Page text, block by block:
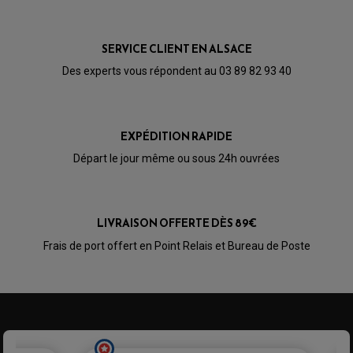
PARTIE CYCLE QUAD
COLONNE DE DIRECTION QUAD
ROTULE DE DIRECTION
ROTULE DE TRIANGLE
ÉCHAPPEMENT CROSS ENDURO
SERVICE CLIENT EN ALSACE
Des experts vous répondent au 03 89 82 93 40
EXPÉDITION RAPIDE
Départ le jour même ou sous 24h ouvrées
LIVRAISON OFFERTE DÈS 89€
Frais de port offert en Point Relais et Bureau de Poste